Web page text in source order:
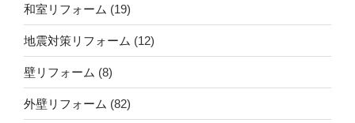
和室リフォーム (19)
地震対策リフォーム (12)
壁リフォーム (8)
外壁リフォーム (82)